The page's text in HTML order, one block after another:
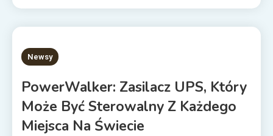
2 MINS READ
Newsy
PowerWalker: Zasilacz UPS, Który
Może Być Sterowalny Z Każdego
Miejsca Na Świecie